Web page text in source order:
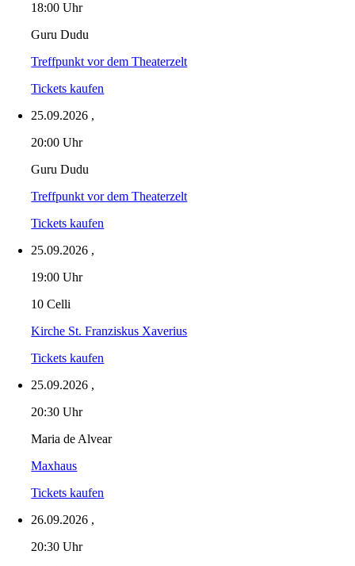
18:00 Uhr
Guru Dudu
Treffpunkt vor dem Theaterzelt
Tickets kaufen
25.09.2026 ,
20:00 Uhr
Guru Dudu
Treffpunkt vor dem Theaterzelt
Tickets kaufen
25.09.2026 ,
19:00 Uhr
10 Celli
Kirche St. Franziskus Xaverius
Tickets kaufen
25.09.2026 ,
20:30 Uhr
Maria de Alvear
Maxhaus
Tickets kaufen
26.09.2026 ,
20:30 Uhr